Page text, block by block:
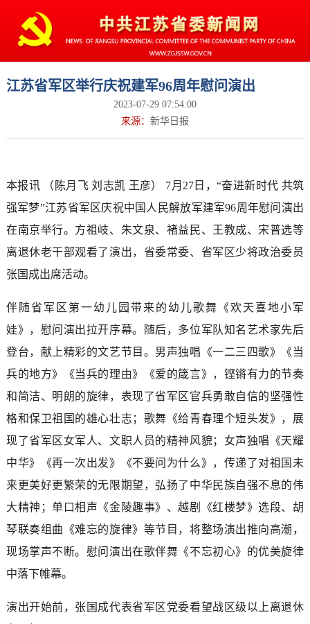
江苏省军区举行庆祝建军96周年慰问演出
2023-07-29 07:54:00
来源： 新华日报
本报讯 （陈月飞 刘志凯 王彦） 7月27日，“奋进新时代 共筑
强军梦”江苏省军区庆祝中国人民解放军建军96周年慰问演出
在南京举行。方祖岐、朱文泉、褚益民、王教成、宋普选等
离退休老干部观看了演出，省委常委、省军区少将政治委员
张国成出席活动。
伴随省军区第一幼儿园带来的幼儿歌舞《欢天喜地小军
娃》，慰问演出拉开序幕。随后，多位军队知名艺术家先后
登台，献上精彩的文艺节目。男声独唱《一二三四歌》《当
兵的地方》《当兵的理由》《爱的箴言》，铿锵有力的节奏
和简洁、明朗的旋律，表现了省军区官兵勇敢自信的坚强性
格和保卫祖国的雄心壮志；歌舞《给青春理个短头发》，展
现了省军区女军人、文职人员的精神风貌；女声独唱《天耀
中华》《再一次出发》《不要问为什么》，传递了对祖国未
来更美好更繁荣的无限期望，弘扬了中华民族自强不息的伟
大精神；单口相声《金陵趣事》、越剧《红楼梦》选段、胡
琴联奏组曲《难忘的旋律》等节目，将整场演出推向高潮，
现场掌声不断。慰问演出在歌伴舞《不忘初心》的优美旋律
中落下帷幕。
演出开始前，张国成代表省军区党委看望战区级以上离退休